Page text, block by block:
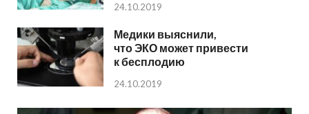
24.10.2019
Медики выяснили,
что ЭКО может привести
к бесплодию
24.10.2019